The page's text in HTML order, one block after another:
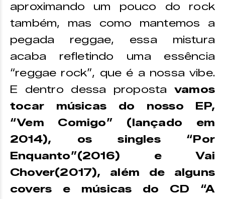
aproximando um pouco do rock
também, mas como mantemos a
pegada reggae, essa mistura
acaba refletindo uma essência
“reggae rock”, que é a nossa vibe.
E dentro dessa proposta vamos
tocar músicas do nosso EP,
“Vem Comigo” (lançado em
2014), os singles “Por
Enquanto”(2016) e Vai
Chover(2017), além de alguns
covers e músicas do CD “A